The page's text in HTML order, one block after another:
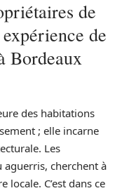
de
de
Bordeaux
des habitations
; elle incarne
Les
aguerris, cherchent à
locale. C’est dans ce